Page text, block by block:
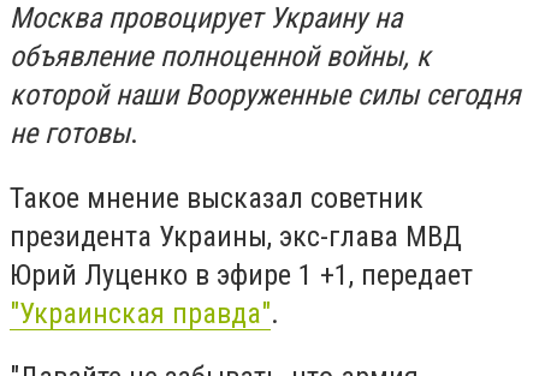
Москва провоцирует Украину на
объявление полноценной войны, к
которой наши Вооруженные силы сегодня
не готовы.
Такое мнение высказал советник
президента Украины, экс-глава МВД
Юрий Луценко в эфире 1 +1, передает
"Украинская правда".